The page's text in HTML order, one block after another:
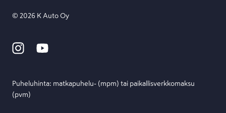
© 2026 K Auto Oy
Puheluhinta: matka­puhelu- (mpm) tai paikallis­verkko­maksu
(pvm)